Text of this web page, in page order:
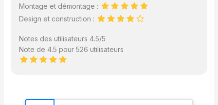
Montage et démontage :
Design et construction :
Notes des utilisateurs 4.5/5
Note de 4.5 pour 526 utilisateurs